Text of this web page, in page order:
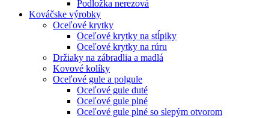
Podložka nerezová
Kováčske výrobky
Oceľové krytky
Oceľové krytky na stĺpiky
Oceľové krytky na rúru
Držiaky na zábradlia a madlá
Kovové kolíky
Oceľové gule a polgule
Oceľové gule duté
Oceľové gule plné
Oceľové gule plné so slepým otvorom